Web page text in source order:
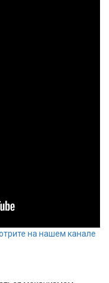
на нашем канале